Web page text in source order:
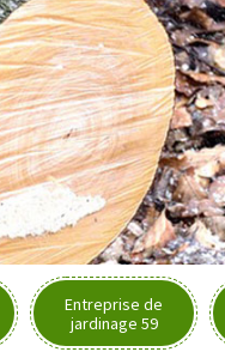
Entreprise de
jardinage 59